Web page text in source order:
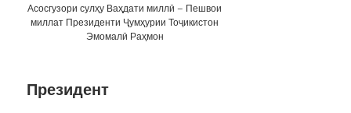
Асосгузори сулҳу Ваҳдати миллӣ – Пешвои
миллат Президенти Ҷумҳурии Тоҷикистон
Эмомалӣ Раҳмон
Президент